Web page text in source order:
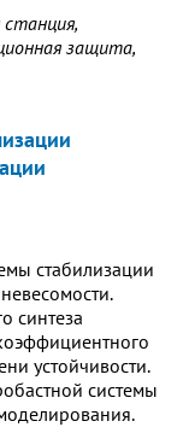
станция,
защита,
стабилизации
синтеза
устойчивости.
системы